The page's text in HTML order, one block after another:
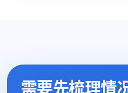
需要先梳理情